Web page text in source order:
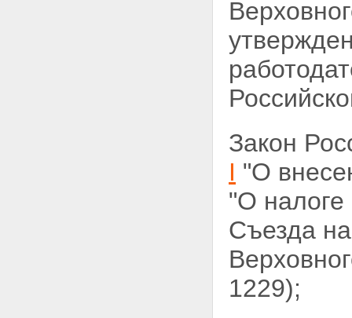
Закон
I "О
"О налоге
Съезда
1229);